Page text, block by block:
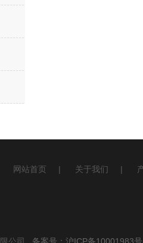
网站首页 | 关于我们 |